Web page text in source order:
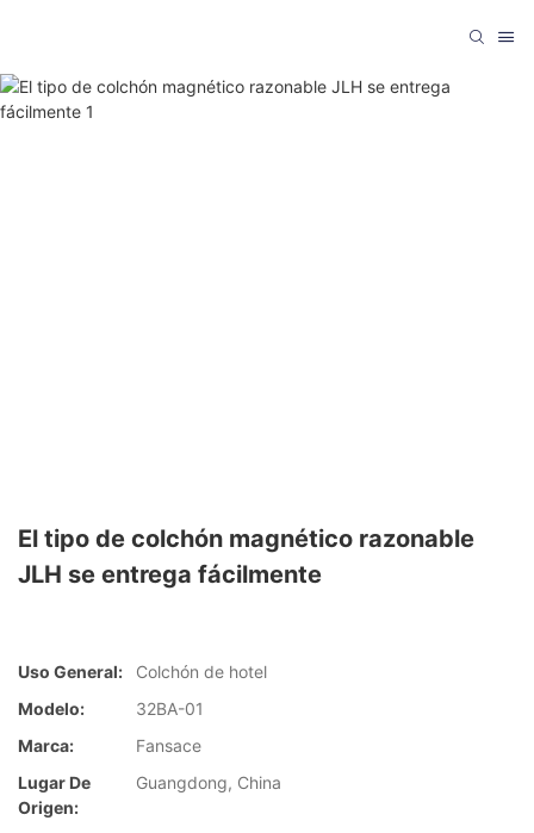
El tipo de colchón magnético razonable
JLH se entrega fácilmente
Uso General:
Colchón de hotel
Modelo:
32BA-01
Marca:
Fansace
Lugar De
Origen:
Guangdong, China